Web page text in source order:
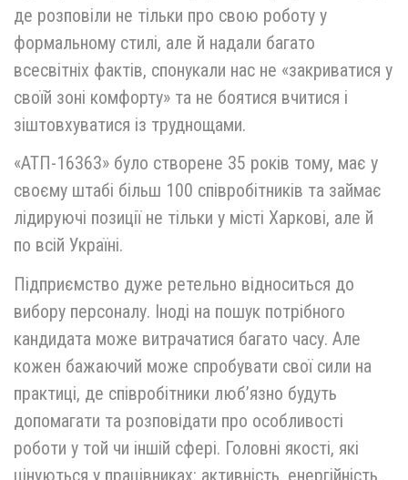
де розповіли не тільки про свою роботу у
формальному стилі, але й надали багато
всесвітніх фактів, спонукали нас не «закриватися у
своїй зоні комфорту» та не боятися вчитися і
зіштовхуватися із труднощами.
«АТП-16363» було створене 35 років тому, має у
своєму штабі більш 100 співробітників та займає
лідируючі позиції не тільки у місті Харкові, але й
по всій Україні.
Підприємство дуже ретельно відноситься до
вибору персоналу. Іноді на пошук потрібного
кандидата може витрачатися багато часу. Але
кожен бажаючий може спробувати свої сили на
практиці, де співробітники люб’язно будуть
допомагати та розповідати про особливості
роботи у той чи іншій сфері. Головні якості, які
цінуються у працівниках: активність, енергійність,